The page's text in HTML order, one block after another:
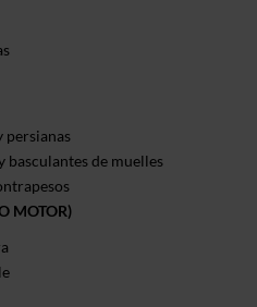
persianas
basculantes de muelles
MOTOR)